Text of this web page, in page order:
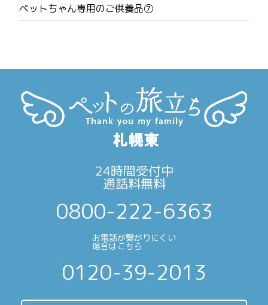
ョ
ペットちゃん専用のご供養品⑦
24時間受付中
通話料無料
0800-222-6363
お電話が繋がりにくい
場合はこちら
0120-39-2013